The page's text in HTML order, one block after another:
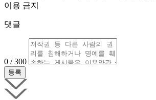
이용 금지
댓글
0 / 300